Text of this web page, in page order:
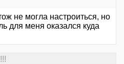
не могла настроиться, но
для меня оказался куда